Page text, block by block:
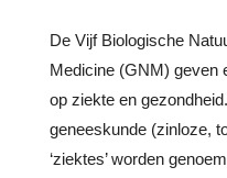
De Vijf Biologische
Medicine (GNM) geven
op ziekte en
geneeskunde (zinloze,
‘ziektes’ worden